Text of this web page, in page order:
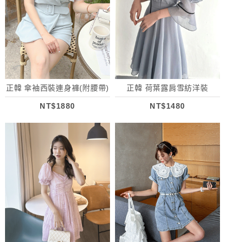
正韓 傘袖西裝連身褲(附腰帶)
NT$1880
正韓 荷葉露肩雪紡洋裝
NT$1480